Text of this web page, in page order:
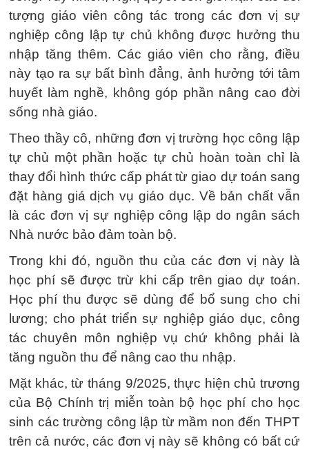
tượng giáo viên công tác trong các đơn vị sự
nghiệp công lập tự chủ không được hưởng thu
nhập tăng thêm. Các giáo viên cho rằng, điều
này tạo ra sự bất bình đẳng, ảnh hưởng tới tâm
huyết làm nghề, không góp phần nâng cao đời
sống nhà giáo.
Theo thầy cô, những đơn vị trường học công lập
tự chủ một phần hoặc tự chủ hoàn toàn chỉ là
thay đổi hình thức cấp phát từ giao dự toán sang
đặt hàng giá dịch vụ giáo dục. Về bản chất vẫn
là các đơn vị sự nghiệp công lập do ngân sách
Nhà nước bảo đảm toàn bộ.
Trong khi đó, nguồn thu của các đơn vị này là
học phí sẽ được trừ khi cấp trên giao dự toán.
Học phí thu được sẽ dùng để bổ sung cho chi
lương; cho phát triển sự nghiệp giáo dục, công
tác chuyên môn nghiệp vụ chứ không phải là
tăng nguồn thu để nâng cao thu nhập.
Mặt khác, từ tháng 9/2025, thực hiện chủ trương
của Bộ Chính trị miễn toàn bộ học phí cho học
sinh các trường công lập từ mầm non đến THPT
trên cả nước, các đơn vị này sẽ không có bất cứ